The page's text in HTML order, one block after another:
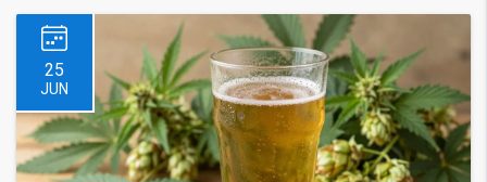
25
JUN